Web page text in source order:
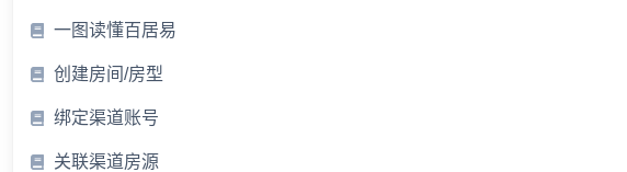
一图读懂百居易
创建房间/房型
绑定渠道账号
关联渠道房源